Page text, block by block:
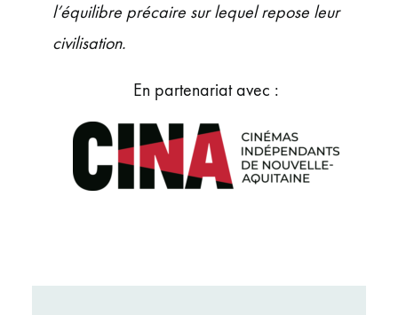
l’équilibre précaire sur lequel repose leur
civilisation.
En partenariat avec :